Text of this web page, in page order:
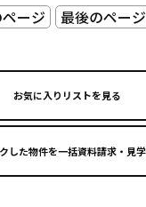
ージ 最後のページ
お気に入りリストを見る